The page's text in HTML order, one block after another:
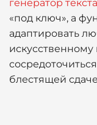
генератор текста
«под ключ», а
адаптировать
искусственному
блестящей